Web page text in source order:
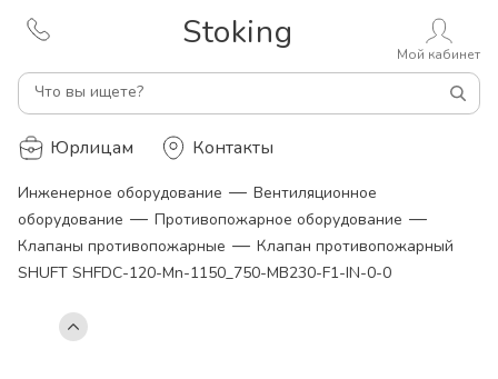
Stoking
Что вы ищете?
Мой кабинет
Юрлицам Контакты
Инженерное оборудование — Вентиляционное
оборудование — Противопожарное оборудование —
Клапаны противопожарные — Клапан противопожарный
SHUFT SHFDC-120-Mn-1150_750-MB230-F1-IN-0-0